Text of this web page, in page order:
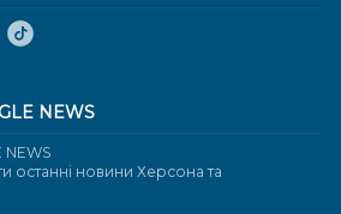
NEWS
NEWS
останні новини Херсона та